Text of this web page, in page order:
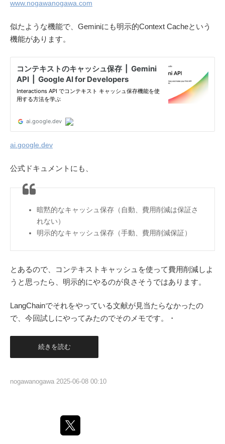
www.nogawanogawa.com
似たような機能で、Geminiにも明示的Context Cacheという
機能があります。
ai.google.dev
公式ドキュメントにも、
暗黙的なキャッシュ保存（自動、費用削減は保証さ
れない）
明示的なキャッシュ保存（手動、費用削減保証）
とあるので、コンテキストキャッシュを使って費用削減しよ
うと思ったら、明示的にやるのが良さそうではあります。
LangChainでそれをやっている文献が見当たらなかったの
で、今回試しにやってみたのでそのメモです。・
続きを読む
nogawanogawa 2025-06-08 00:10